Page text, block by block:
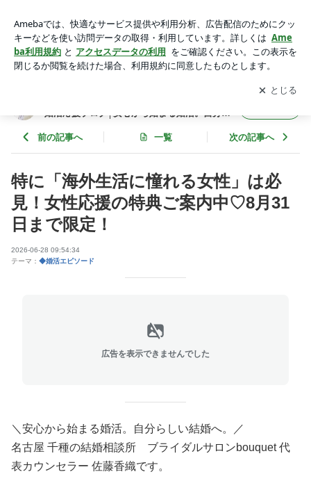
中♡8月31日まで限定！ | 名古屋 結婚相談所ブライダルサロン
bouquet婚活応援ブログ│安心から始まる婚活。自分らしい結
婚へ。
アプリをダウンロードして ブログの更新通知
を受け取りまし
ょう。
開く
婚活応援ブログ│安心から始まる婚活。自分ら
前の記事へ 一覧 次の記事へ
特に「海外生活に憧れる女性」は必
見！女性応援の特典ご案内中♡8月31
日まで限定！
2026-06-28 09:54:34
テーマ： ◆婚活エピソード
広告を表示できませんでした
＼安心から始まる婚活。自分らしい結婚へ。／
名古屋 千種の結婚相談所 ブライダルサロンbouquet 代
表カウンセラー 佐藤香織です。